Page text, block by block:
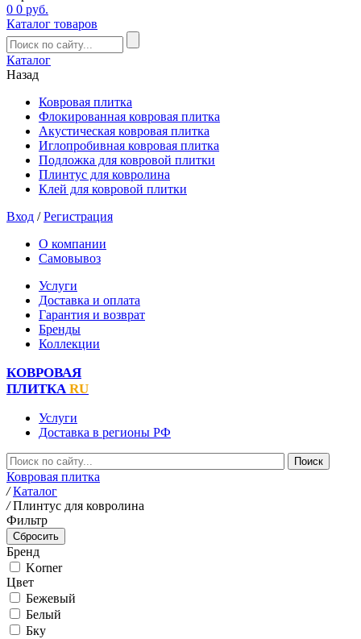
0 0 руб.
Каталог товаров
Каталог
Назад
Ковровая плитка
Флокированная ковровая плитка
Акустическая ковровая плитка
Иглопробивная ковровая плитка
Подложка для ковровой плитки
Плинтус для ковролина
Клей для ковровой плитки
Вход /Регистрация
О компании
Самовывоз
Услуги
Доставка и оплата
Гарантия и возврат
Бренды
Коллекции
КОВРОВАЯ
ПЛИТКА RU
Услуги
Доставка в регионы РФ
Ковровая плитка
/ Каталог
/ Плинтус для ковролина
Фильтр
Бренд
Korner
Цвет
Бежевый
Белый
Бку